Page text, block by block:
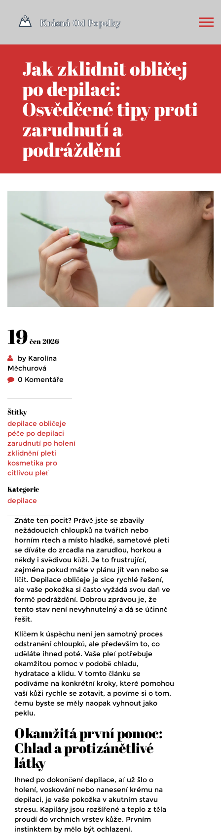
Jak zklidnit obličej
po depilaci:
Osvědčené tipy proti
zarudnutí a
podráždění
19 čen 2026
by Karolína
Měchurová
0 Komentáře
Štítky
depilace obličeje
péče po depilaci
zarudnutí po holení
zklidnění pleti
kosmetika pro
citlivou pleť
Kategorie
depilace
Znáte ten pocit? Právě jste se zbavily
nežádoucích chloupků na tvářích nebo
horním rtech a místo hladké, sametové pleti
se díváte do zrcadla na zarudlou, horkou a
někdy i svědivou kůži. Je to frustrující,
zejména pokud máte v plánu jít ven nebo se
líčit. Depilace obličeje je sice rychlé řešení,
ale vaše pokožka si často vyžádá svou daň ve
formě podráždění. Dobrou zprávou je, že
tento stav není nevyhnutelný a dá se účinně
řešit.
Klíčem k úspěchu není jen samotný proces
odstranění chloupků, ale především to, co
uděláte ihned poté. Vaše pleť potřebuje
okamžitou pomoc v podobě chladu,
hydratace a klidu. V tomto článku se
podíváme na konkrétní kroky, které pomohou
vaší kůži rychle se zotavit, a povíme si o tom,
čemu byste se měly naopak vyhnout jako
peklu.
Okamžitá první pomoc:
Chlad a protizánětlivé
látky
Ihned po dokončení depilace, ať už šlo o
holení, voskování nebo nanesení krému na
depilaci, je vaše pokožka v akutním stavu
stresu. Kapiláry jsou rozšířené a teplo z těla
proudí do vrchních vrstev kůže. Prvním
instinktem by mělo být ochlazení.